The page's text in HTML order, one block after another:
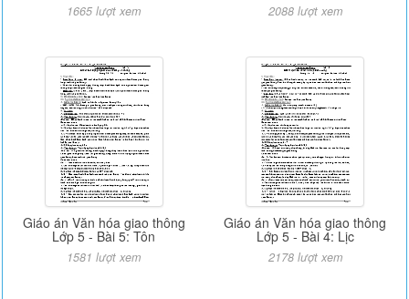
1665 lượt xem 2088 lượt xem
Giáo án Văn hóa giao thông
Lớp 5 - Bài 5: Tôn
1581 lượt xem
Giáo án Văn hóa giao thông
Lớp 5 - Bài 4: Lịc
2178 lượt xem